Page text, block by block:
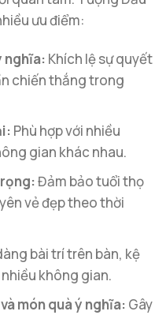
ưu điểm:
nghĩa: Khích lệ sự quyết
chiến thắng trong
Phù hợp với nhiều
gian khác nhau.
Đảm bảo tuổi thọ
vẻ đẹp theo thời
bài trí trên bàn, kệ
không gian.
món quà ý nghĩa: Gây